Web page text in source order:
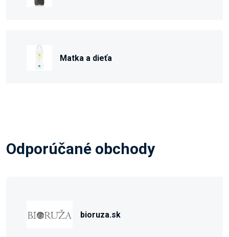
Matka a dieťa
Odporúčané obchody
bioruza.sk